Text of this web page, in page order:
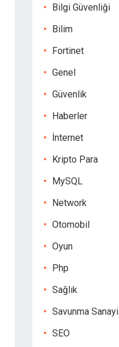
Bilgi Güvenliği
Bilim
Fortinet
Genel
Güvenlik
Haberler
İnternet
Kripto Para
MySQL
Network
Otomobil
Oyun
Php
Sağlık
Savunma Sanayi
SEO